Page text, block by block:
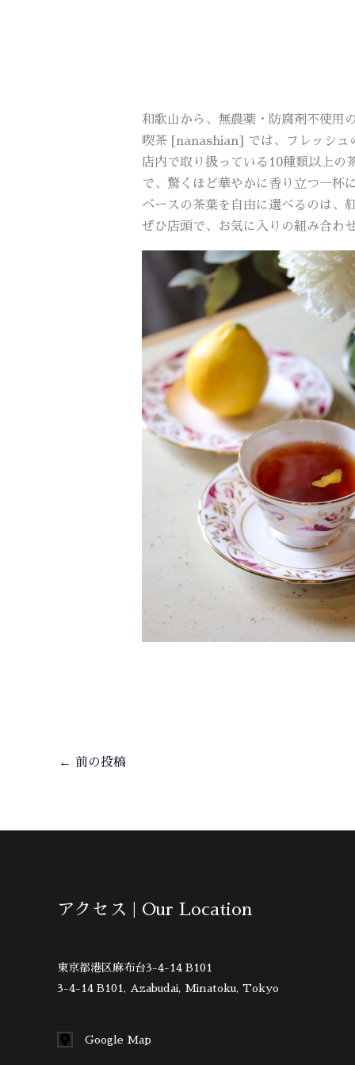
和歌山から、無農薬・防腐剤不使用
喫茶 [nanashian] では、フレッシュ
店内で取り扱っている10種類以上の
で、驚くほど華やかに香り立つ一杯に
ベースの茶葉を自由に選べるのは、
ぜひ店頭で、お気に入りの組み合わ
← 前の投稿
アクセス | Our Location
東京都港区麻布台3-4-14 B101
3-4-14 B101, Azabudai, Minatoku, Tokyo
Google Map